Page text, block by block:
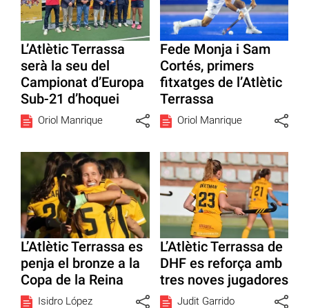
L’Atlètic Terrassa
serà la seu del
Campionat d’Europa
Sub-21 d’hoquei
Oriol Manrique
Fede Monja i Sam
Cortés, primers
fitxatges de l’Atlètic
Terrassa
Oriol Manrique
L’Atlètic Terrassa es
penja el bronze a la
Copa de la Reina
Isidro López
L’Atlètic Terrassa de
DHF es reforça amb
tres noves jugadores
Judit Garrido